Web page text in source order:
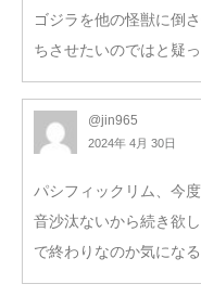
ゴジラを他の怪獣に倒
ちさせたいのではと疑っ
@jin965
2024年 4月 30日
パシフィックリム、今
音沙汰ないから続き欲
で終わりなのか気にな